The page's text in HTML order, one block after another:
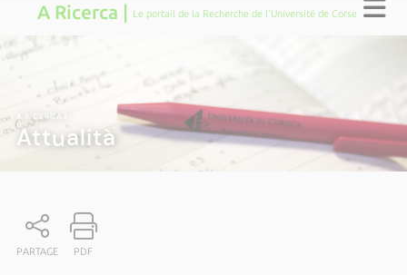
A Ricerca | Le portail de la Recherche de l'Université de Corse
A RICERCA
Attualità
PARTAGE PDF